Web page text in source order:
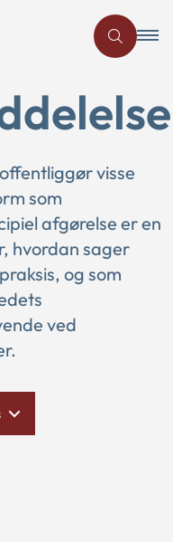
visse
som
afgørelse er en
hvordan sager
og som
ved